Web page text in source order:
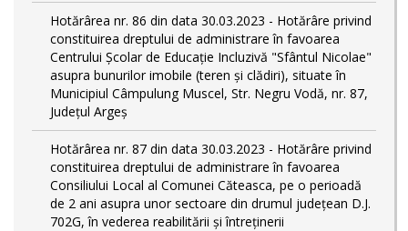
Hotărârea nr. 86 din data 30.03.2023 - Hotărâre privind
constituirea dreptului de administrare în favoarea
Centrului Școlar de Educație Incluzivă "Sfântul Nicolae"
asupra bunurilor imobile (teren și clădiri), situate în
Municipiul Câmpulung Muscel, Str. Negru Vodă, nr. 87,
Județul Argeș
Hotărârea nr. 87 din data 30.03.2023 - Hotărâre privind
constituirea dreptului de administrare în favoarea
Consiliului Local al Comunei Căteasca, pe o perioadă
de 2 ani asupra unor sectoare din drumul județean D.J.
702G, în vederea reabilitării și întreținerii